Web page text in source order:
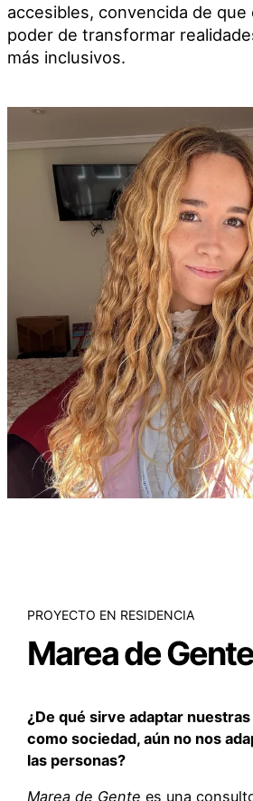
accesibles, convencida de
poder de transformar
más inclusivos.
PROYECTO EN RESIDENCIA
Marea de Gente
¿De qué sirve adaptar
como sociedad, aún no nos
las personas?
Marea de Gente es una